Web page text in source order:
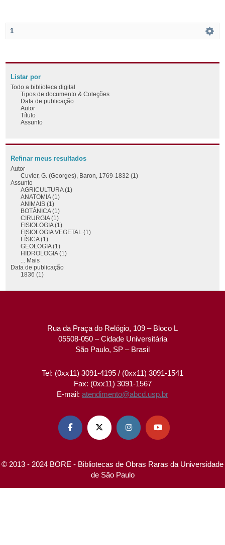
1
Listar por
Todo a biblioteca digital
Tipos de documento & Coleções
Data de publicação
Autor
Título
Assunto
Refinar meus resultados
Autor
Cuvier, G. (Georges), Baron, 1769-1832 (1)
Assunto
AGRICULTURA (1)
ANATOMIA (1)
ANIMAIS (1)
BOTÂNICA (1)
CIRURGIA (1)
FISIOLOGIA (1)
FISIOLOGIA VEGETAL (1)
FÍSICA (1)
GEOLOGIA (1)
HIDROLOGIA (1)
... Mais
Data de publicação
1836 (1)
Rua da Praça do Relógio, 109 – Bloco L
05508-050 – Cidade Universitária
São Paulo, SP – Brasil
Tel: (0xx11) 3091-4195 / (0xx11) 3091-1541
Fax: (0xx11) 3091-1567
E-mail: atendimento@abcd.usp.br
   
© 2013 - 2024 BORE - Bibliotecas de Obras Raras da Universidade
de São Paulo